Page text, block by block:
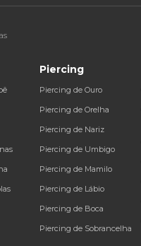
Piercing
Piercing de Ouro
Piercing de Orelha
Piercing de Nariz
Piercing de Umbigo
Piercing de Mamilo
Piercing de Lábio
Piercing de Boca
Piercing de Sobrancelha